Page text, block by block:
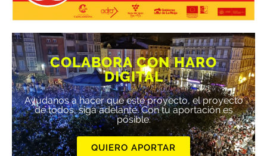
COLABORA CON HARO
DIGITAL
Ayúdanos a hacer que este proyecto, el proyecto
de todos, siga adelante. Con tu aportación es
posible.
QUIERO APORTAR